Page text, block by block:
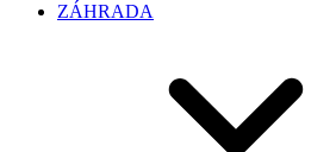
ZÁHRADA